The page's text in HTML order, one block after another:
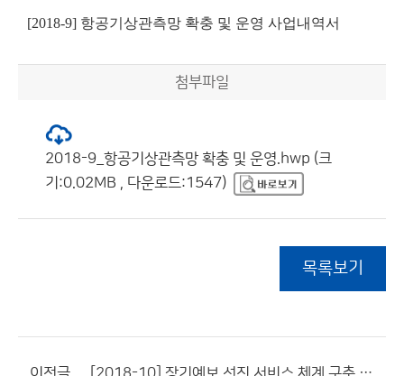
[2018-9] 항공기상관측망 확충 및 운영 사업내역서
첨부파일
2018-9_항공기상관측망 확충 및 운영.hwp (크
기:0.02MB , 다운로드:1547)
목록보기